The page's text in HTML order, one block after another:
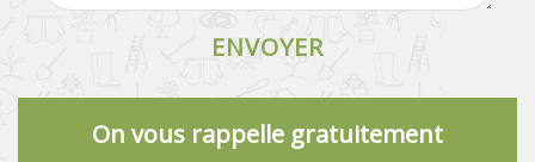
On vous rappelle gratuitement